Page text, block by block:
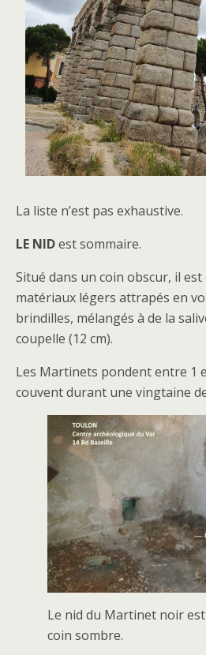
La liste n’est pas exhaustive.
LE NIDest sommaire.
Situé dans un coin obscur, il
matériaux légers attrapés en
brindilles, mélangés à de la
coupelle (12 cm).
Les Martinets pondent entre 1
couvent durant une vingtaine
Le nid du Martinet noir
coin sombre.